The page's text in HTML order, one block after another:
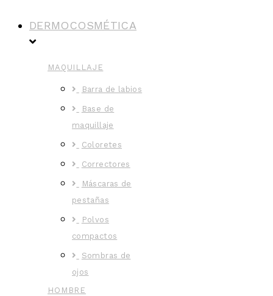
DERMOCOSMÉTICA
MAQUILLAJE
Barra de labios
Base de
maquillaje
Coloretes
Correctores
Máscaras de
pestañas
Polvos
compactos
Sombras de
ojos
HOMBRE